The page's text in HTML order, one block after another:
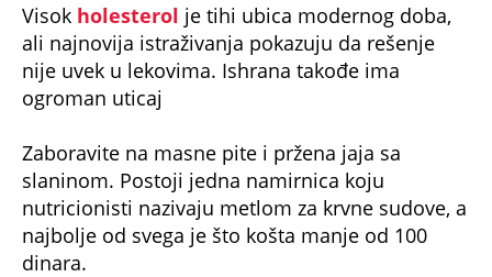
Visok holesterol je tihi ubica modernog doba,
ali najnovija istraživanja pokazuju da rešenje
nije uvek u lekovima. Ishrana takođe ima
ogroman uticaj
Zaboravite na masne pite i pržena jaja sa
slaninom. Postoji jedna namirnica koju
nutricionisti nazivaju metlom za krvne sudove, a
najbolje od svega je što košta manje od 100
dinara.